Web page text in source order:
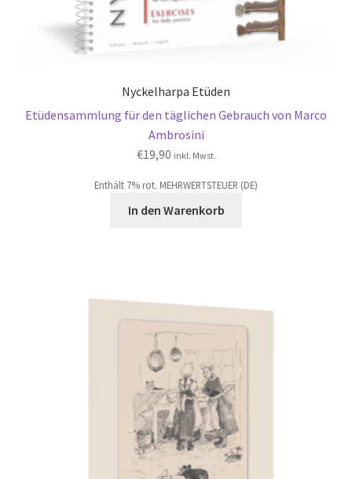
Nyckelharpa Etüden
Etüdensammlung für den täglichen Gebrauch von Marco
Ambrosini
€19,90 inkl. Mwst.
Enthält 7% rot. MEHRWERTSTEUER (DE)
In den Warenkorb